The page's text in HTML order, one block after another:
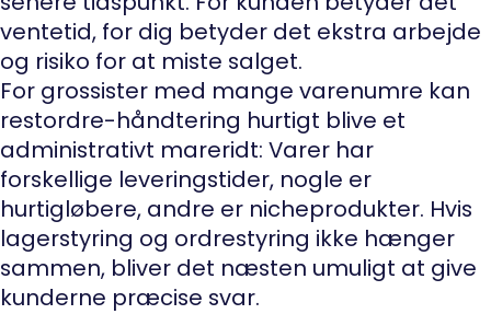
ventetid, for dig betyder det ekstra arbejde
og risiko for at miste salget.
For grossister med mange varenumre kan
restordre-håndtering hurtigt blive et
administrativt mareridt: Varer har
forskellige leveringstider, nogle er
hurtigløbere, andre er nicheprodukter. Hvis
lagerstyring og ordrestyring ikke hænger
sammen, bliver det næsten umuligt at give
kunderne præcise svar.